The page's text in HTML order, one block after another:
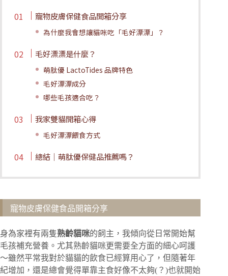
寵物皮膚保健食品開箱分享
為什麼我會想讓貓咪吃「毛好漂漂」？
毛好漂漂是什麼？
萌肽優 LactoTides 品牌特色
毛好漂漂成分
哪些毛孩適合吃？
我家雙貓開箱心得
毛好漂漂餵食方式
總結｜萌肽優保健品推薦嗎？
寵物皮膚保健食品開箱分享
身為家裡有兩隻熟齡貓咪的飼主，我傾向從日常開始幫
毛孩補充營養。尤其熟齡貓咪更需要全方面的細心呵護
～雖然平常我對於貓貓的飲食已經算用心了，但隨著年
紀增加，還是總會覺得單靠主食好像不太夠(？)也就開始